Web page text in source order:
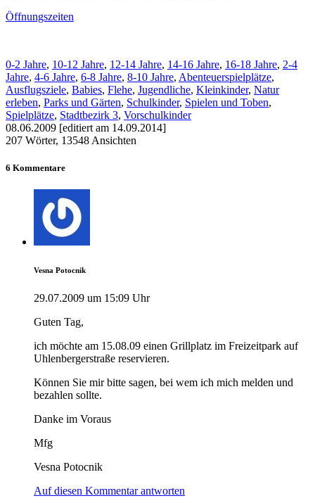
Öffnungszeiten
0-2 Jahre, 10-12 Jahre, 12-14 Jahre, 14-16 Jahre, 16-18 Jahre, 2-4
Jahre, 4-6 Jahre, 6-8 Jahre, 8-10 Jahre, Abenteuerspielplätze,
Ausflugsziele, Babies, Flehe, Jugendliche, Kleinkinder, Natur
erleben, Parks und Gärten, Schulkinder, Spielen und Toben,
Spielplätze, Stadtbezirk 3, Vorschulkinder
08.06.2009 [editiert am 14.09.2014]
207 Wörter, 13548 Ansichten
6 Kommentare
Vesna Potocnik
29.07.2009 um 15:09 Uhr
Guten Tag,
ich möchte am 15.08.09 einen Grillplatz im Freizeitpark auf
Uhlenbergerstraße reservieren.
Können Sie mir bitte sagen, bei wem ich mich melden und
bezahlen sollte.
Danke im Voraus
Mfg
Vesna Potocnik
Auf diesen Kommentar antworten